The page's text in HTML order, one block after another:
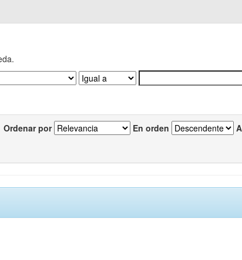
Ordenar por En orden